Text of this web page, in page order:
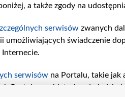
Odcinek 3389
a także zgody na
serwisów zwanych
świadczenie
serwisów na Portalu, takie jak
czy historia odwiedzin